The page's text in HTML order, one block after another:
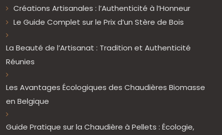
Créations Artisanales : l’Authenticité à l’Honneur
Le Guide Complet sur le Prix d’un Stère de Bois
La Beauté de l’Artisanat : Tradition et Authenticité
Réunies
Les Avantages Écologiques des Chaudières Biomasse
en Belgique
Guide Pratique sur la Chaudière à Pellets : Écologie,